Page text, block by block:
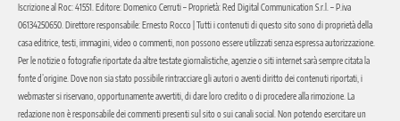
Iscrizione al Roc: 41551. Editore: Domenico Cerruti – Proprietà: Red Digital Communication S.r.l. – P.iva
06134250650. Direttore responsabile: Ernesto Rocco | Tutti i contenuti di questo sito sono di proprietà della
casa editrice, testi, immagini, video o commenti, non possono essere utilizzati senza espressa autorizzazione.
Per le notizie o fotografie riportate da altre testate giornalistiche, agenzie o siti internet sarà sempre citata la
fonte d’origine. Dove non sia stato possibile rintracciare gli autori o aventi diritto dei contenuti riportati, i
webmaster si riservano, opportunamente avvertiti, di dare loro credito o di procedere alla rimozione. La
redazione non è responsabile dei commenti presenti sul sito o sui canali social. Non potendo esercitare un